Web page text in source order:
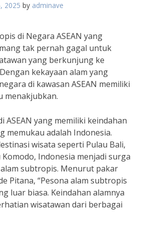
2025 by adminave
di Negara ASEAN yang
tak pernah gagal untuk
yang berkunjung ke
kekayaan alam yang
di kawasan ASEAN memiliki
menakjubkan.
ASEAN yang memiliki keindahan
memukau adalah Indonesia.
wisata seperti Pulau Bali,
Indonesia menjadi surga
subtropis. Menurut pakar
Pitana, “Pesona alam subtropis
luar biasa. Keindahan alamnya
wisatawan dari berbagai